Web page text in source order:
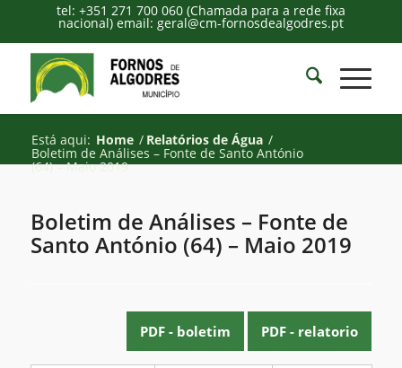
tel: +351 271 700 060 (Chamada para a rede fixa
nacional) email: geral@cm-fornosdealgodres.pt
Está aqui: Home / Relatórios de Água /
Boletim de Análises – Fonte de Santo António
(64) – Maio 2019
Boletim de Análises – Fonte de
Santo António (64) – Maio 2019
PDF - boletim PDF - relatorio